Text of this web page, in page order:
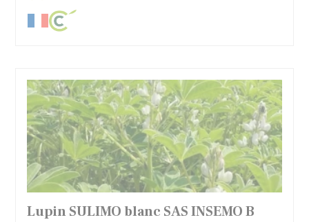
Lupin SULIMO blanc SAS INSEMO B